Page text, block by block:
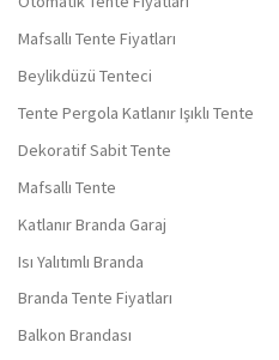
Mafsallı Tente Fiyatları
Beylikdüzü Tenteci
Tente Pergola Katlanır Işıklı Tente
Dekoratif Sabit Tente
Mafsallı Tente
Katlanır Branda Garaj
Isı Yalıtımlı Branda
Branda Tente Fiyatları
Balkon Brandası